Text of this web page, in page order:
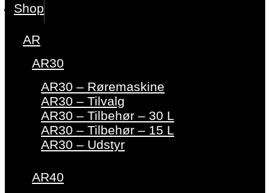
Shop
AR
AR30
AR30 – Røremaskine
AR30 – Tilvalg
AR30 – Tilbehør – 30 L
AR30 – Tilbehør – 15 L
AR30 – Udstyr
AR40